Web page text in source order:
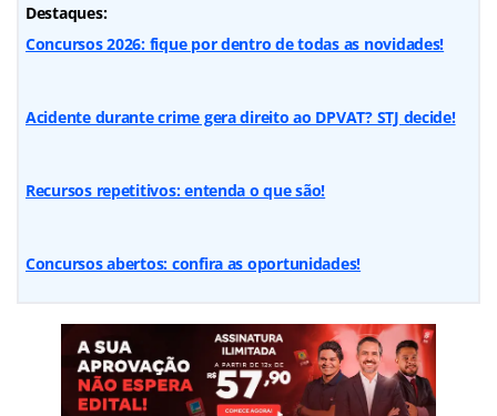
Destaques:
Concursos 2026: fique por dentro de todas as novidades!
Acidente durante crime gera direito ao DPVAT? STJ decide!
Recursos repetitivos: entenda o que são!
Concursos abertos: confira as oportunidades!